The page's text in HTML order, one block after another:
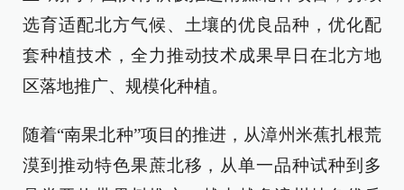
选育适配北方气候、土壤的优良品种，优化配
套种植技术，全力推动技术成果早日在北方地
区落地推广、规模化种植。
随着“南果北种”项目的推进，从漳州米蕉扎根荒
漠到推动特色果蔗北移，从单一品种试种到多